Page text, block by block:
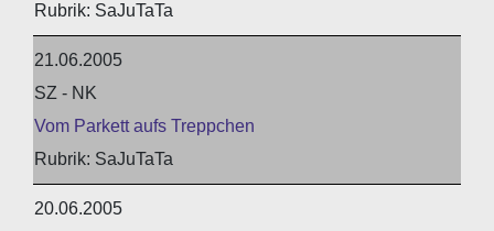
SaJuTaTa
21.06.2005
SZ - NK
Vom Parkett aufs Treppchen
SaJuTaTa
20.06.2005